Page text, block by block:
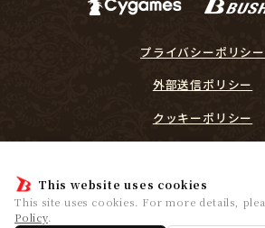
This website uses cookies
This site uses cookies. For more details,
Policy.
プライバシーポリシー
外部送信ポリシー
クッキーポリシー
プレイヤーリスペクト宣